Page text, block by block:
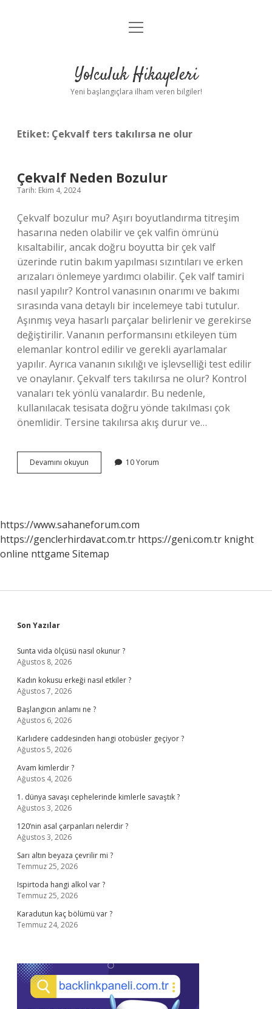
Anasayfa
Yasal Uyarı
menüyü
Yolculuk Hikayeleri
Yeni başlangıçlara ilham veren bilgiler!
Etiket: Çekvalf ters takılırsa ne olur
Çekvalf Neden Bozulur
Tarih: Ekim 4, 2024
Çekvalf bozulur mu? Aşırı boyutlandırma titreşim
hasarına neden olabilir ve çek valfin ömrünü
kısaltabilir, ancak doğru boyutta bir çek valf
üzerinde rutin bakım yapılması sızıntıları ve erken
arızaları önlemeye yardımcı olabilir. Çek valf tamiri
nasıl yapılır? Kontrol vanasının onarımı ve bakımı
sırasında vana detaylı bir incelemeye tabi tutulur.
Aşınmış veya hasarlı parçalar belirlenir ve gerekirse
değiştirilir. Vananın performansını etkileyen tüm
elemanlar kontrol edilir ve gerekli ayarlamalar
yapılır. Ayrıca vananın sıkılığı ve işlevselliği test edilir
ve onaylanır. Çekvalf ters takılırsa ne olur? Kontrol
vanaları tek yönlü vanalardır. Bu nedenle,
kullanılacak tesisata doğru yönde takılması çok
önemlidir. Tersine takılırsa akış durur ve…
Devamını okuyun
Neden
10 Yorum
https://www.sahaneforum.com
https://genclerhirdavat.com.tr https://geni.com.tr knight
online nttgame Sitemap
Sidebar
Son Yazılar
Sunta vida ölçüsü nasıl okunur ?
Ağustos 8, 2026
Kadın kokusu erkeği nasıl etkiler ?
Ağustos 7, 2026
Başlangıcın anlamı ne ?
Ağustos 6, 2026
Karlıdere caddesinden hangi otobüsler geçiyor ?
Ağustos 5, 2026
Avam kimlerdir ?
Ağustos 4, 2026
1. dünya savaşı cephelerinde kimlerle savaştık ?
Ağustos 3, 2026
120’nin asal çarpanları nelerdir ?
Ağustos 3, 2026
Sarı altın beyaza çevrilir mi ?
Temmuz 25, 2026
Ispirtoda hangi alkol var ?
Temmuz 25, 2026
Karadutun kaç bölümü var ?
Temmuz 24, 2026